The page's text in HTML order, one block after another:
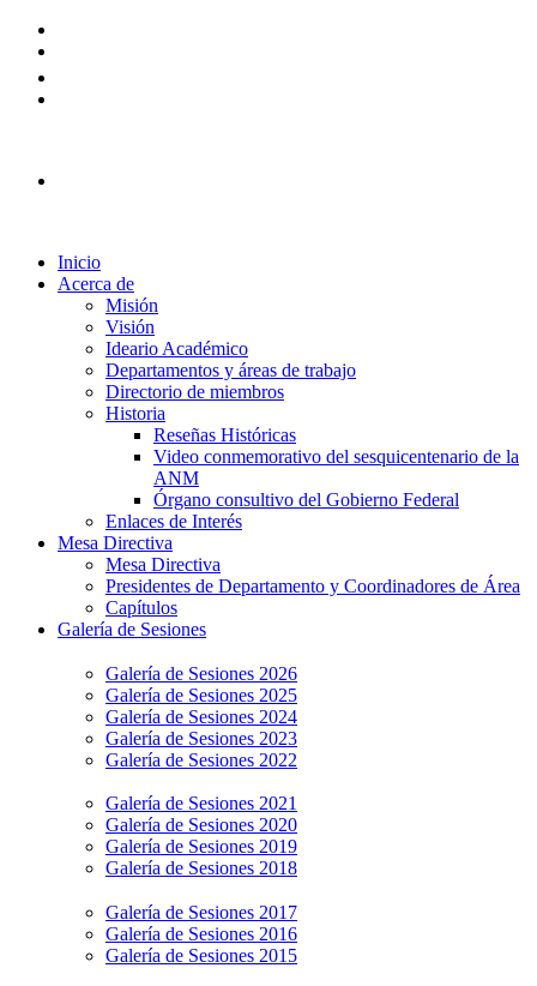
Inicio
Acerca de
Misión
Visión
Ideario Académico
Departamentos y áreas de trabajo
Directorio de miembros
Historia
Reseñas Históricas
Video conmemorativo del sesquicentenario de la
ANM
Órgano consultivo del Gobierno Federal
Enlaces de Interés
Mesa Directiva
Mesa Directiva
Presidentes de Departamento y Coordinadores de Área
Capítulos
Galería de Sesiones
Galería de Sesiones 2026
Galería de Sesiones 2025
Galería de Sesiones 2024
Galería de Sesiones 2023
Galería de Sesiones 2022
Galería de Sesiones 2021
Galería de Sesiones 2020
Galería de Sesiones 2019
Galería de Sesiones 2018
Galería de Sesiones 2017
Galería de Sesiones 2016
Galería de Sesiones 2015